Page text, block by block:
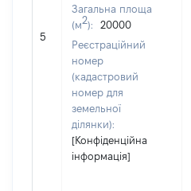
5
Загальна площа
(м2):
20000
Реєстраційний
номер
(кадастровий
номер для
земельної
ділянки):
[Конфіденційна
інформація]